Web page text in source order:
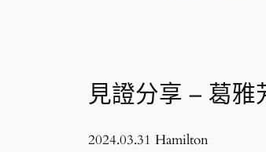
見證分享 – 葛雅
2024.03.31 Hamilton